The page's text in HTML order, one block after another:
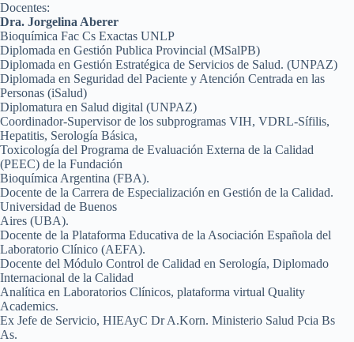
Docentes:
Dra. Jorgelina Aberer
Bioquímica Fac Cs Exactas UNLP
Diplomada en Gestión Publica Provincial (MSalPB)
Diplomada en Gestión Estratégica de Servicios de Salud. (UNPAZ)
Diplomada en Seguridad del Paciente y Atención Centrada en las
Personas (iSalud)
Diplomatura en Salud digital (UNPAZ)
Coordinador-Supervisor de los subprogramas VIH, VDRL-Sífilis,
Hepatitis, Serología Básica,
Toxicología del Programa de Evaluación Externa de la Calidad
(PEEC) de la Fundación
Bioquímica Argentina (FBA).
Docente de la Carrera de Especialización en Gestión de la Calidad.
Universidad de Buenos
Aires (UBA).
Docente de la Plataforma Educativa de la Asociación Española del
Laboratorio Clínico (AEFA).
Docente del Módulo Control de Calidad en Serología, Diplomado
Internacional de la Calidad
Analítica en Laboratorios Clínicos, plataforma virtual Quality
Academics.
Ex Jefe de Servicio, HIEAyC Dr A.Korn. Ministerio Salud Pcia Bs
As.